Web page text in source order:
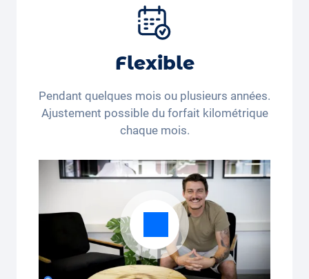
pneus et autres extras.
Flexible
Pendant quelques mois ou plusieurs années.
Ajustement possible du forfait kilométrique
chaque mois.